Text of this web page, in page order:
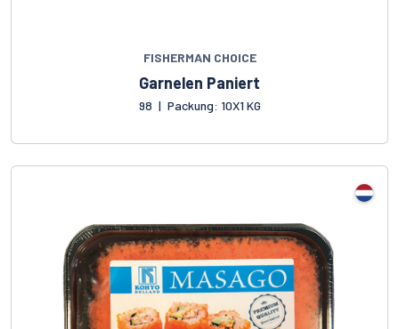
FISHERMAN CHOICE
Garnelen Paniert
98 | Packung: 10X1 KG